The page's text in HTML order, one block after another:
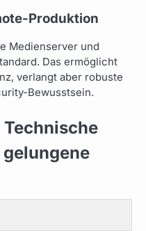
Produktion
Medienserver und
Das ermöglicht
verlangt aber robuste
Bewusstsein.